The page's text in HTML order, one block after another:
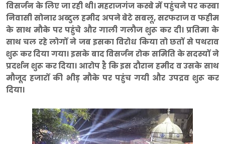
विसर्जन के लिए जा रही थी। महराजगंज कस्बे में पहुंचने पर कस्बा
निवासी सोनार अब्दुल हमीद अपने बेटे सबलू, सरफराज व फहीम
के साथ मौके पर पहुंचे और गाली गलौज शुरू कर दी। प्रतिमा के
साथ चल रहे लोगों ने जब इसका विरोध किया तो छतों से पथराव
शुरू कर दिया गया। इसके बाद विसर्जन रोक समिति के सदस्यों ने
प्रदर्शन शुरू कर दिया। आरोप है कि इस दौरान हमीद व उसके साथ
मौजूद हजारों की भीड़ मौके पर पहुंच गयी और उपद्रव शुरू कर
दिया।